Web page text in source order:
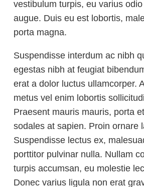
vestibulum turpis, eu varius
augue. Duis eu est lobortis,
porta magna.
Suspendisse interdum ac nibh
egestas nibh at feugiat
erat a dolor luctus ullamcorper.
metus vel enim lobortis
Praesent mauris mauris, porta
sodales at sapien. Proin ornare
Suspendisse lectus ex,
porttitor pulvinar nulla. Nullam
turpis accumsan, eu molestie
Donec varius ligula non erat